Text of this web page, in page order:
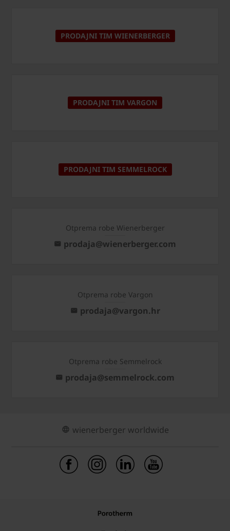
PRODAJNI TIM WIENERBERGER
PRODAJNI TIM VARGON
PRODAJNI TIM SEMMELROCK
Otprema robe Wienerberger
prodaja@wienerberger.com
Otprema robe Vargon
prodaja@vargon.hr
Otprema robe Semmelrock
prodaja@semmelrock.com
wienerberger worldwide